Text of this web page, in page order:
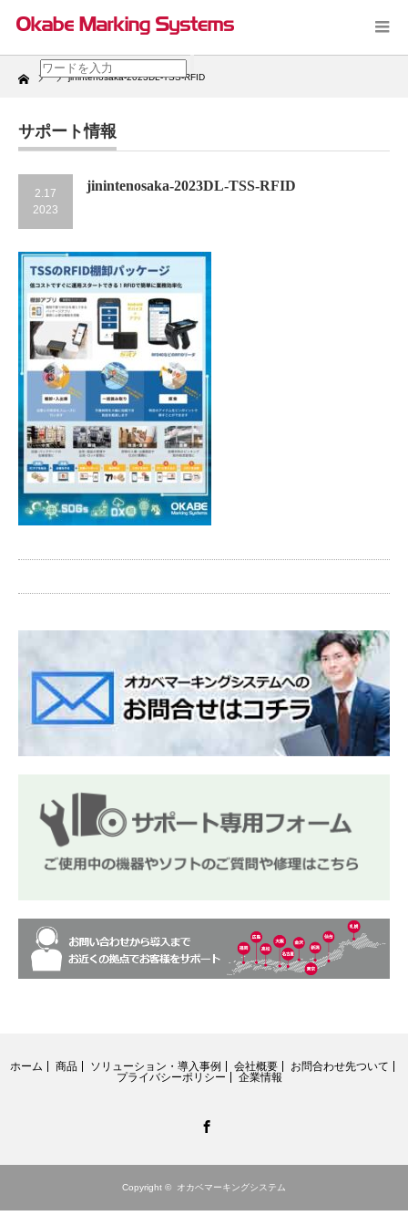
Home jinintenosaka-2023DL-TSS-RFID
サポート情報
2.17
2023
jinintenosaka-2023DL-TSS-RFID
ホーム 商品 ソリューション・導入事例 会社概要
お問合わせ先ついて
プライバシーポリシー
企業情報
Copyright © オカベマーキングシステム